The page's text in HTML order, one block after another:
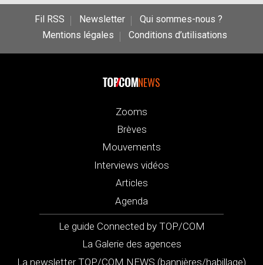
Fil RSS Newsletter
Qui sommes-nous ?
Mentions légales
Conditions d’utilisations
NEWS
Zooms
Brèves
Mouvements
Interviews vidéos
Articles
Agenda
Le guide Connected by TOP/COM
La Galerie des agences
La newsletter TOP/COM NEWS (bannières/habillage)